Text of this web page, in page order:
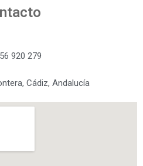
920 279
Cádiz, Andalucía